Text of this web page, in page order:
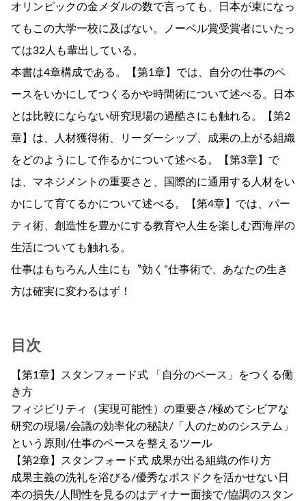
オリンピックの金メダルの数で言っても、日本が束になっ
てもこの大学一校に及ばない。ノーベル賞受賞者にいたっ
ては32人も輩出している。
本書は4章構成である。【第1章】では、自分の仕事のペ
ースをいかにしてつくるかや時間術について述べる。日本
とは比較にならない研究現場の過酷さにも触れる。【第2
章】は、人材獲得術、リーダーシップ、成果の上がる組織
をどのようにして作るかについて述べる。【第3章】で
は、マネジメントの重要さと、国際的に通用する人材をい
かにして育てるかについて述べる。【第4章】では、パー
ティ術、創造性を豊かにする教育や人生を楽しむ西海岸の
生活についても触れる。
仕事はもちろん人生にも〝効く”仕事術で、あなたの生き
方は確実に変わるはず！
目次
【第1章】スタンフォード式 「自分のペース」をつくる働
き方
フィジビリティ（実現可能性）の重要さ/極めてシビアな
研究の現場/会議の効率化の秘訣/「人のためのシステム」
という原則/仕事のペースを整えるツール
【第2章】スタンフォード式 成果が出る組織の作り方
成果主義の洗礼を浴びる/優秀なポスドクを活かせない日
本の損失/人間性を見るのはディナー面接で/協調のスタン